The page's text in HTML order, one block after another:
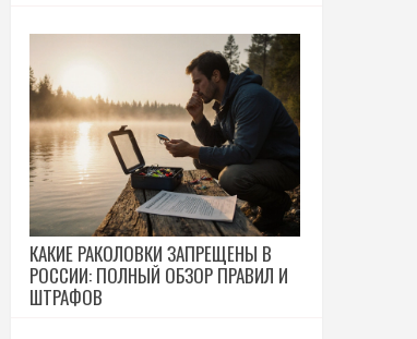
КАКИЕ РАКОЛОВКИ ЗАПРЕЩЕНЫ В
РОССИИ: ПОЛНЫЙ ОБЗОР ПРАВИЛ И
ШТРАФОВ